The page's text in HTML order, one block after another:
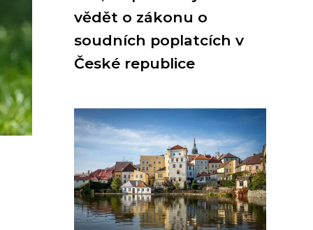
vědět o zákonu o
soudních poplatcích v
České republice